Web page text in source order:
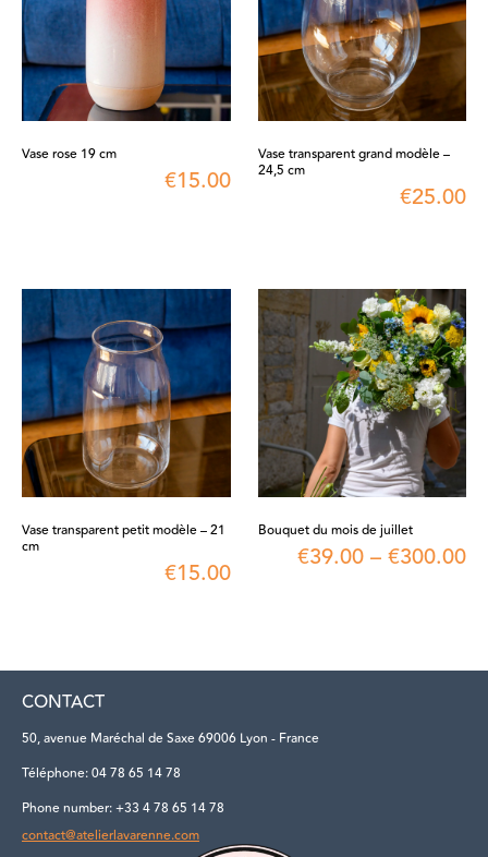
Vase rose 19 cm
€15.00
Vase transparent grand modèle –
24,5 cm
€25.00
Vase transparent petit modèle – 21
cm
€15.00
Bouquet du mois de juillet
€39.00–€300.00
CONTACT
50, avenue Maréchal de Saxe 69006 Lyon - France
Téléphone: 04 78 65 14 78
Phone number: +33 4 78 65 14 78
contact@atelierlavarenne.com